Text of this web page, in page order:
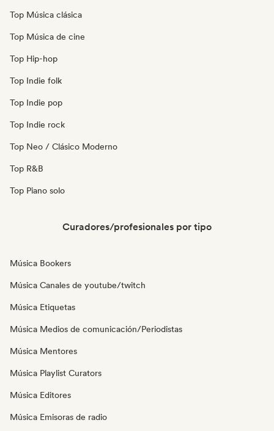
Top Música clásica
Top Música de cine
Top Hip-hop
Top Indie folk
Top Indie pop
Top Indie rock
Top Neo / Clásico Moderno
Top R&B
Top Piano solo
Curadores/profesionales por tipo
Música Bookers
Música Canales de youtube/twitch
Música Etiquetas
Música Medios de comunicación/Periodistas
Música Mentores
Música Playlist Curators
Música Editores
Música Emisoras de radio